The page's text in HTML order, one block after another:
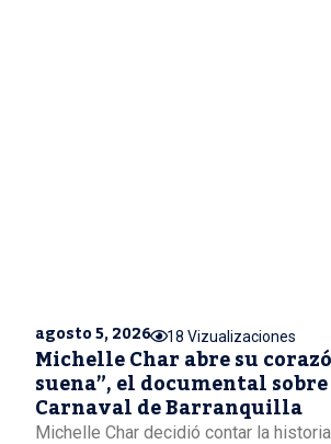
agosto 5, 2026 18 Vizualizaciones
Michelle Char abre su
suena”, el documental
Carnaval de Barranquilla
Michelle Char decidió contar la